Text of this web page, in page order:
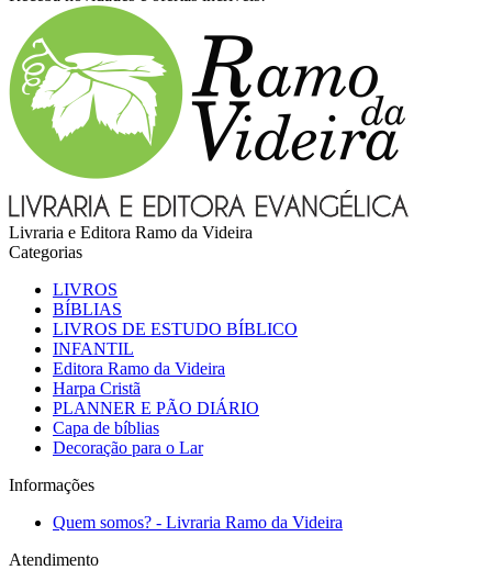
Livraria e Editora Ramo da Videira
Categorias
LIVROS
BÍBLIAS
LIVROS DE ESTUDO BÍBLICO
INFANTIL
Editora Ramo da Videira
Harpa Cristã
PLANNER E PÃO DIÁRIO
Capa de bíblias
Decoração para o Lar
Informações
Quem somos? - Livraria Ramo da Videira
Atendimento